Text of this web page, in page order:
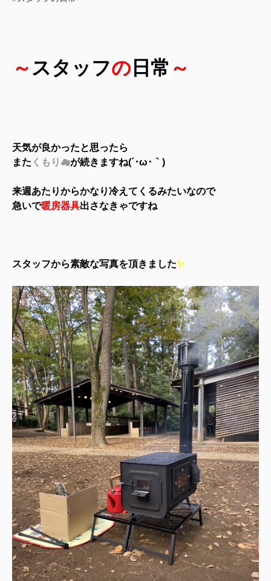
～スタッフの 日常 ～
天気が良かったと思ったら
また くもり ☁が続きますね(´･ω･｀)
来週あたりからかなり冷えてくるみたいなので
急いで暖房器具出さなきゃですね
スタッフから素敵な写真を頂きました✨